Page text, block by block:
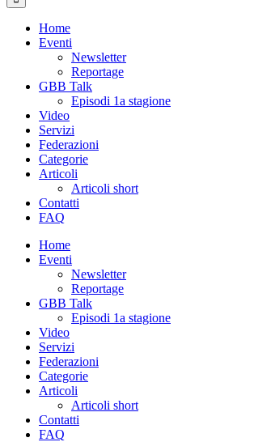
Home
Eventi
Newsletter
Reportage
GBB Talk
Episodi 1a stagione
Video
Servizi
Federazioni
Categorie
Articoli
Articoli short
Contatti
FAQ
Home
Eventi
Newsletter
Reportage
GBB Talk
Episodi 1a stagione
Video
Servizi
Federazioni
Categorie
Articoli
Articoli short
Contatti
FAQ